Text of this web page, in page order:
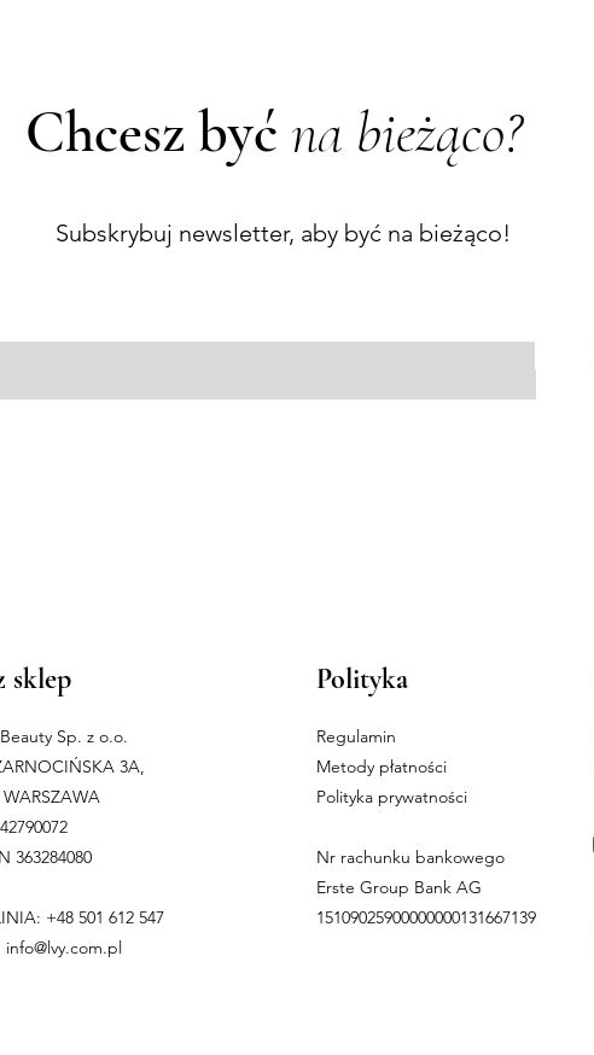
Chcesz być na bieżąco?
Subskrybuj newsletter, aby być na bieżąco!
sklep
Sp. z o.o.
3A,
WARSZAWA
363284080
+48 501 612 547
info@lvy.com.pl
Polityka
Regulamin
Metody płatności
Polityka prywatności
Nr rachunku bankowego
Erste Group Bank AG
15109025900000000131667139